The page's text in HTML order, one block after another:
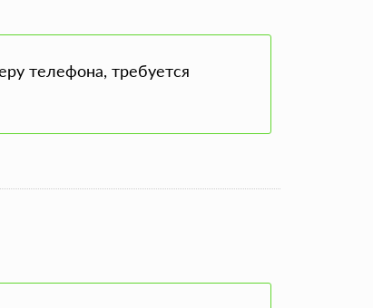
телефона, требуется